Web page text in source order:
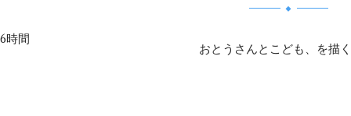
6時間
おとうさんとこども、を描く